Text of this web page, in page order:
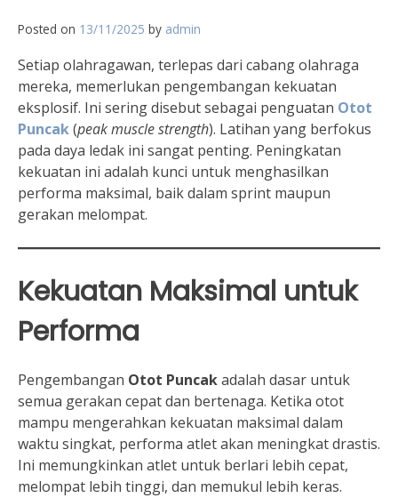
Posted on 13/11/2025 by admin
Setiap olahragawan, terlepas dari cabang olahraga
mereka, memerlukan pengembangan kekuatan
eksplosif. Ini sering disebut sebagai penguatan Otot
Puncak(peak muscle strength). Latihan yang berfokus
pada daya ledak ini sangat penting. Peningkatan
kekuatan ini adalah kunci untuk menghasilkan
performa maksimal, baik dalam sprint maupun
gerakan melompat.
Kekuatan Maksimal untuk
Performa
Pengembangan Otot Puncakadalah dasar untuk
semua gerakan cepat dan bertenaga. Ketika otot
mampu mengerahkan kekuatan maksimal dalam
waktu singkat, performa atlet akan meningkat drastis.
Ini memungkinkan atlet untuk berlari lebih cepat,
melompat lebih tinggi, dan memukul lebih keras.